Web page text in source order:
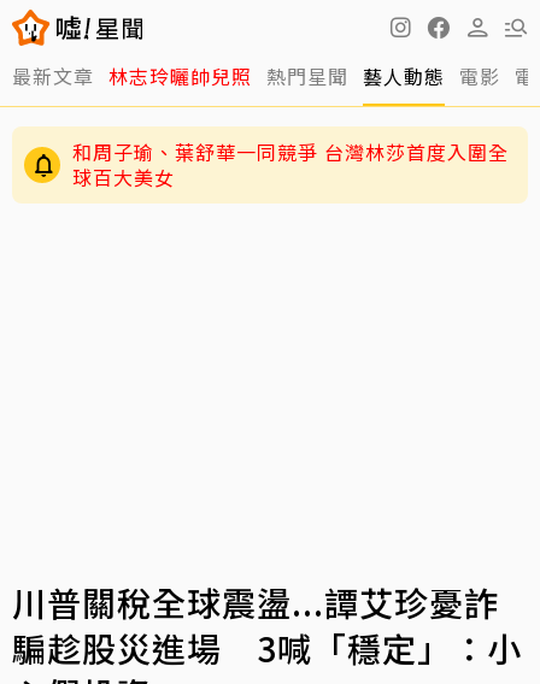
最新文章 林志玲曬帥兒照 熱門星聞 藝人動態 電影
和周子瑜、葉舒華一同競爭 台灣林莎首度入圍全
球百大美女
川普關稅全球震盪...譚艾珍憂詐
騙趁股災進場 3喊「穩定」：小